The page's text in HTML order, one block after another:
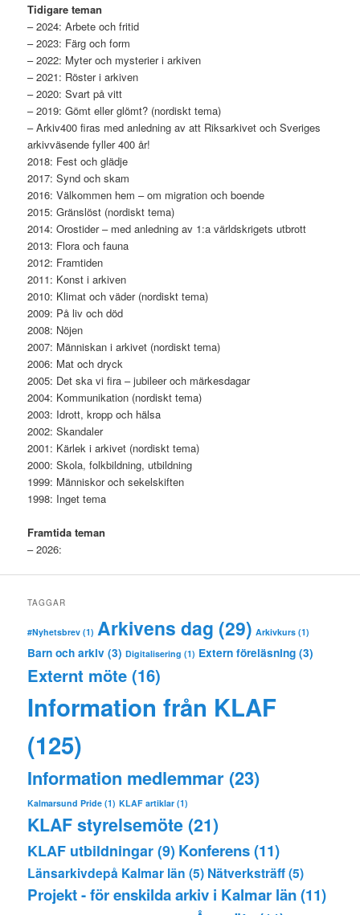
Tidigare teman
– 2024: Arbete och fritid
– 2023: Färg och form
– 2022: Myter och mysterier i arkiven
– 2021: Röster i arkiven
– 2020: Svart på vitt
– 2019: Gömt eller glömt? (nordiskt tema)
– Arkiv400 firas med anledning av att Riksarkivet och Sveriges
arkivväsende fyller 400 år!
2018: Fest och glädje
2017: Synd och skam
2016: Välkommen hem – om migration och boende
2015: Gränslöst (nordiskt tema)
2014: Orostider – med anledning av 1:a världskrigets utbrott
2013: Flora och fauna
2012: Framtiden
2011: Konst i arkiven
2010: Klimat och väder (nordiskt tema)
2009: På liv och död
2008: Nöjen
2007: Människan i arkivet (nordiskt tema)
2006: Mat och dryck
2005: Det ska vi fira – jubileer och märkesdagar
2004: Kommunikation (nordiskt tema)
2003: Idrott, kropp och hälsa
2002: Skandaler
2001: Kärlek i arkivet (nordiskt tema)
2000: Skola, folkbildning, utbildning
1999: Människor och sekelskiften
1998: Inget tema
Framtida teman
– 2026:
TAGGAR
#Nyhetsbrev (1) Arkivens dag (29) Arkivkurs (1)
Barn och arkiv (3) Digitalisering (1) Extern föreläsning (3)
Externt möte (16)
Information från KLAF
(125)
Information medlemmar (23)
Kalmarsund Pride (1) KLAF artiklar (1)
KLAF styrelsemöte(21)
KLAF utbildningar(9) Konferens(11)
Länsarkivdepå Kalmar län (5) Nätverksträff(5)
Projekt - för enskilda arkiv i Kalmar län(11)